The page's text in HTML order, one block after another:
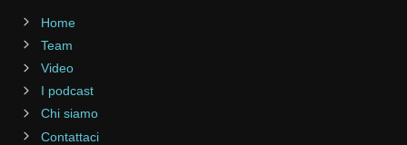
Home
Team
Video
I podcast
Chi siamo
Contattaci